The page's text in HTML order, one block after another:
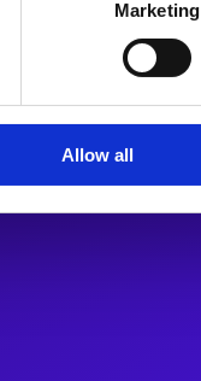
Marketing
Allow all